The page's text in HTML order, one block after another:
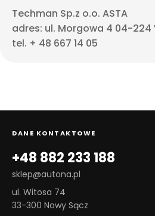
Techman Sp.z o.o. ASTA
adres: ul. Morgowa 4 04-224
tel. + 48 667 14 05
DANE KONTAKTOWE
+48 882 233 188
sklep@autona.pl
ul. Witosa 74
33-300 Nowy Sącz